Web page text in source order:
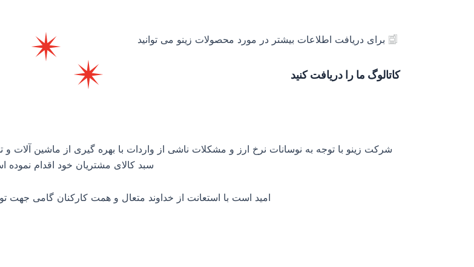
برای دریافت اطلاعات بیشتر در مورد محصولات زینو می توانید
کاتالوگ ما را دریافت کنید
شرکت زینو با توجه به نوسانات نرخ ارز و مشکلات ناشی از واردات با بهره گیری از ماشین آلات
سبد کالای مشتریان خود اقدام نموده
امید است با استعانت از خداوند متعال و همت کارکنان گامی جهت